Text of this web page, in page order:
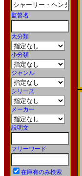
監督名
大分類
小分類
ジャンル
シリーズ
メーカー
説明文
フリーワード
在庫有のみ検索